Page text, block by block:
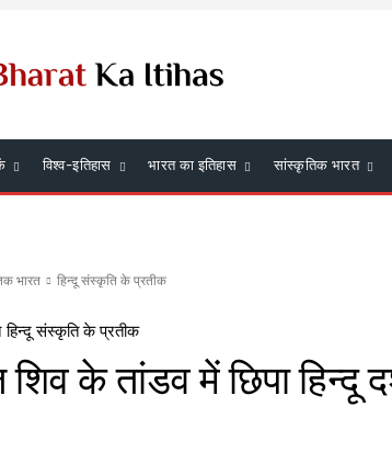
विश्व-इतिहास भारत का इतिहास सांस्कृतिक भारत
भारत हिन्दू संस्कृति के प्रतीक
हिन्दू संस्कृति के प्रतीक
के तांडव में छिपा हिन्दू